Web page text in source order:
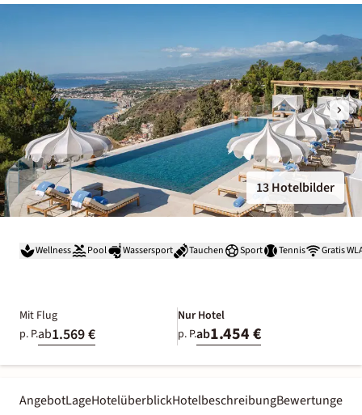
13 Hotelbilder
Wellness Pool Wassersport Tauchen Sport Tennis Gratis
Mit Flug
p. P.ab1.569 €
Nur Hotel
p. P.ab1.454 €
AngebotLageHotelüberblickHotelbeschreibungBewertungen